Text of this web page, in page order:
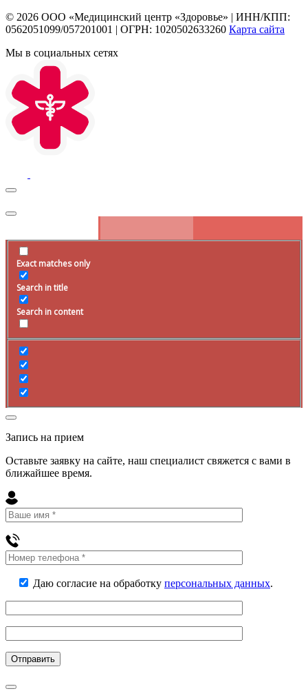
© 2026 ООО «Медицинский центр «Здоровье» | ИНН/КПП:
0562051099/057201001 | ОГРН: 1020502633260 Карта сайта
Мы в социальных сетях
Exact matches only
Search in title
Search in content
Запись на прием
Оставьте заявку на сайте, наш специалист свяжется с вами в
ближайшее время.
Даю согласие на обработку персональных данных.